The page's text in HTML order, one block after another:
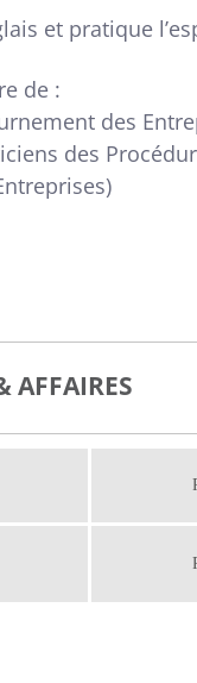
et pratique
de :
des
des
AFFAIRES